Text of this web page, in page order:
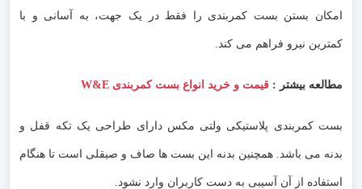
امکان بستن بست کمربندی را فقط در یک جهت، به آسانی و با
کمترین نیرو فراهم می کند.
مطالعه بیشتر : قیمت و خرید انواع بست کمربندی W&E
بست کمربندی پلاستیکی ولتی مکس دارای طراحی یک تکه قفل و
بدنه می باشد. همچنین بدنه این بست ها صاف و صیقلی است تا هنگام
استفاده از آن آسیبی به دست کاربران وارد نشود.